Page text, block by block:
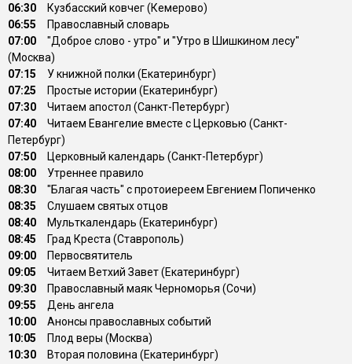
06:30
Кузбасский ковчег (Кемерово)
06:55
Православный словарь
07:00
"Доброе слово - утро" и "Утро в Шишкином лесу"
(Москва)
07:15
У книжной полки (Екатеринбург)
07:25
Простые истории (Екатеринбург)
07:30
Читаем апостол (Санкт-Петербург)
07:40
Читаем Евангелие вместе с Церковью (Санкт-
Петербург)
07:50
Церковный календарь (Санкт-Петербург)
08:00
Утреннее правило
08:30
"Благая часть" с протоиереем Евгением Попиченко
08:35
Слушаем святых отцов
08:40
Мульткалендарь (Екатеринбург)
08:45
Град Креста (Ставрополь)
09:00
Первосвятитель
09:05
Читаем Ветхий Завет (Екатеринбург)
09:30
Православный маяк Черноморья (Сочи)
09:55
День ангела
10:00
Анонсы православных событий
10:05
Плод веры (Москва)
10:30
Вторая половина (Екатеринбург)